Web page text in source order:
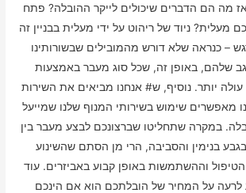
מה הם הדברים שיכולים לייקר ההובלה? פתח
מעלית? ניוד של ריהוט על ידי מעלית בבניין זה
– כנראה שלא דורש מהמובילים שבשורותינו
שלהם, באופן זה, שכל סוג מעבר באמצעות
יותר. נוסיף, ש# אנחנו מביאים את השירות
מאפשרים שימוש בשירותי המנוף שלנו שמייעל
במקרה שתחליטו שברצונכם לבצע מעבר בין
בנימין והסביבה, הרי מן הסתם שהשינוע
הטיפול וההשתמשות באופן קבוע באביזרים. עוד
לרעה על המחיר של הובלתכם הוא אם הינכם